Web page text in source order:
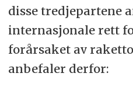
disse tredjepartene
internasjonale rett
forårsaket av
anbefaler derfor: